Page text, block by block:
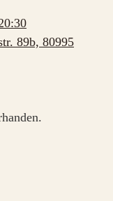
89b, 80995